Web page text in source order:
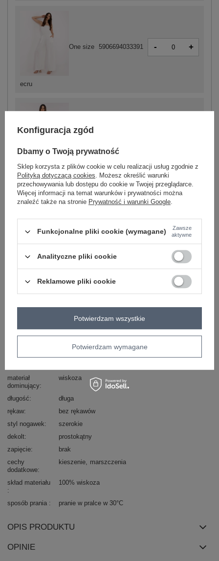
ecru
One size 5906694033391 - +
czarny
Zadzwoń +48 601 547 740
sposób prania : pranie w pralce w 30°C
Kod produktu
MI-KO-271125.80
ITALY MODA
typ produktu
kombinezon
codzienne
wzór
gładki
materiał
dominujący
wiskoza
długość
długa
rękaw
bez rękawów
styl nogawek
szerokie
dekolt
prostokątny
zapięcie
brak
cechy
dodatkowe
kieszenie marszczenia
skład materiału 100% wiskoza
sposób prania pranie w pralce w 30°C
OPIS PRODUKTU
OPINIE
Konfiguracja zgód
Dbamy o Twoją prywatność
Sklep korzysta z plików cookie w celu realizacji usług zgodnie z
Polityką dotyczącą cookies. Możesz określić warunki
przechowywania lub dostępu do cookie w Twojej przeglądarce.
Więcej informacji na temat warunków i prywatności można
znaleźć także na stronie Prywatność i warunki Google.
Funkcjonalne pliki cookie (wymagane)
Zawsze
aktywne
Analityczne pliki cookie
Reklamowe pliki cookie
Potwierdzam wymagane
Potwierdzam wszystkie